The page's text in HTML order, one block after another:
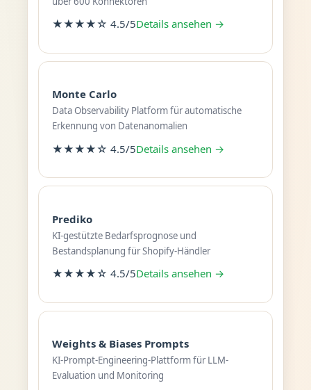
★★★★☆ 4.5/5Details ansehen →
Monte Carlo
Data Observability Platform für automatische
Erkennung von Datenanomalien
★★★★☆ 4.5/5Details ansehen →
Prediko
KI-gestützte Bedarfsprognose und
Bestandsplanung für Shopify-Händler
★★★★☆ 4.5/5Details ansehen →
Weights & Biases Prompts
KI-Prompt-Engineering-Plattform für LLM-
Evaluation und Monitoring